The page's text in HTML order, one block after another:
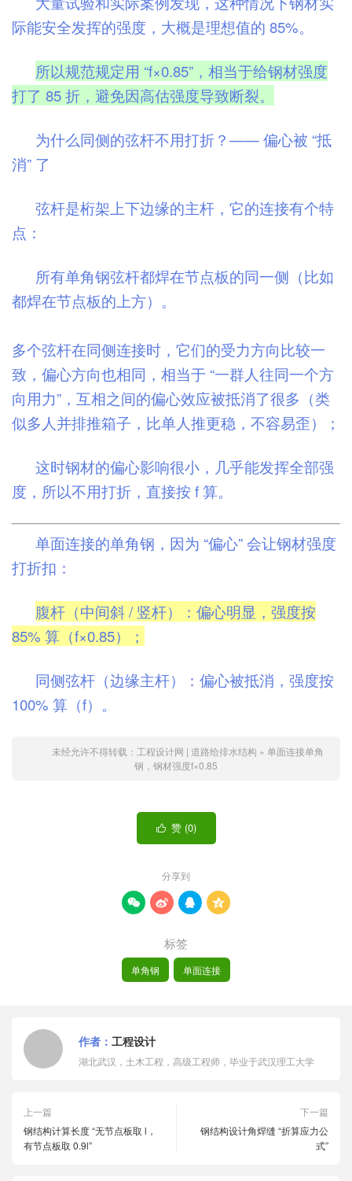
际能安全发挥的强度，大概是理想值的 85%。
所以规范规定用 “f×0.85”，相当于给钢材强度
打了 85 折，避免因高估强度导致断裂。
为什么同侧的弦杆不用打折？—— 偏心被 “抵
消” 了
弦杆是桁架上下边缘的主杆，它的连接有个特
点：
所有单角钢弦杆都焊在节点板的同一侧（比如
都焊在节点板的上方）。
多个弦杆在同侧连接时，它们的受力方向比较一
致，偏心方向也相同，相当于 “一群人往同一个方
向用力”，互相之间的偏心效应被抵消了很多（类
似多人并排推箱子，比单人推更稳，不容易歪）；
这时钢材的偏心影响很小，几乎能发挥全部强
度，所以不用打折，直接按 f 算。
单面连接的单角钢，因为 “偏心” 会让钢材强度
打折扣：
腹杆（中间斜 / 竖杆）：偏心明显，强度按
85% 算（f×0.85）；
同侧弦杆（边缘主杆）：偏心被抵消，强度按
100% 算（f）。
未经允许不得转载： 工程设计网 | 道路给排水结构 » 单面连接单角
钢，钢材强度f×0.85
 赞 (0)
分享到
   
标签
单角钢 单面连接
作者： 工程设计
湖北武汉，土木工程，高级工程师，毕业于武汉理工大学
上一篇
钢结构计算长度 “无节点板取 l，
有节点板取 0.9l”
下一篇
钢结构设计角焊缝 “折算应力公
式”